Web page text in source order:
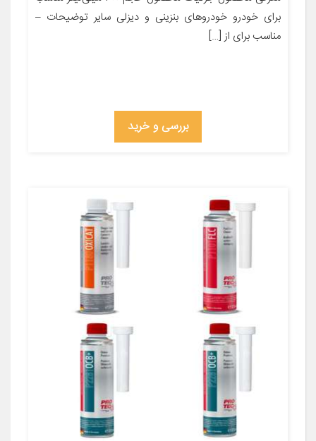
برای خودرو خودروهای بنزینی و دیزلی سایر توضیحات –
مناسب برای از […]
بررسی و خرید